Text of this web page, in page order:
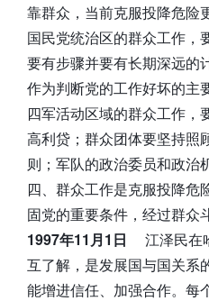
靠群众，当前克服投降危险
国民党统治区的群众工作，
要有步骤并要有长期深远的
作为判断党的工作好坏的主
四军活动区域的群众工作，
高利贷；群众团体要坚持照
则；军队的政治委员和政治
四、群众工作是克服投降危
固党的重要条件，经过群众
1997年11月1日
江泽民在
互了解，是发展国与国关系
能增进信任、加强合作。每